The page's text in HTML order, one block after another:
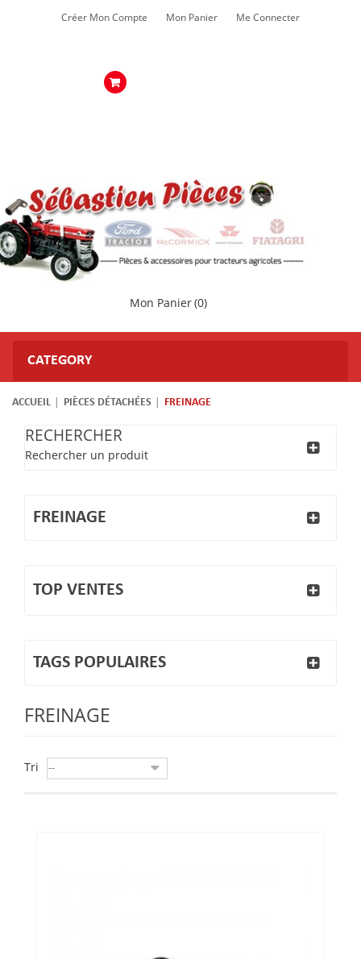
Créer Mon Compte Mon Panier Me Connecter
Mon Panier(0)
CATEGORY
ACCUEIL PIÈCES DÉTACHÉES FREINAGE
RECHERCHER
Rechercher un produit
FREINAGE
TOP VENTES
TAGS POPULAIRES
FREINAGE
Tri --